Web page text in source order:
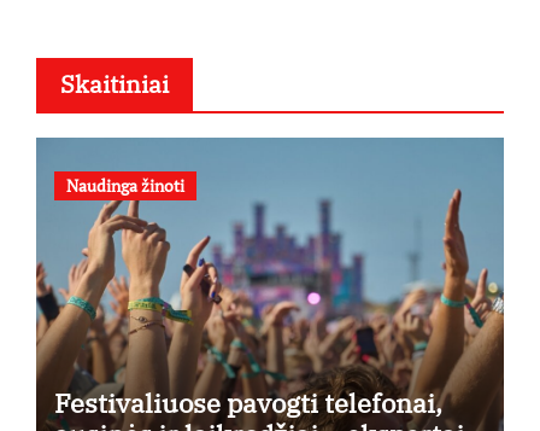
Skaitiniai
Naudinga žinoti
Festivaliuose pavogti telefonai,